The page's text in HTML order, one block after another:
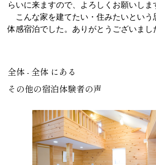
らいに来ますので、よろしくお願いしま
こんな家を建てたい・住みたいという
体感宿泊でした。ありがとうございまし
全体 - 全体 にある
その他の宿泊体験者の声